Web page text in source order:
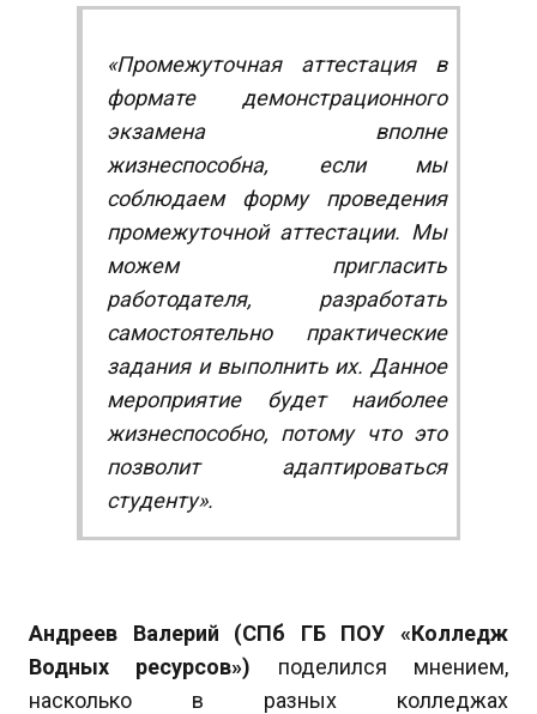
«Промежуточная аттестация в
формате демонстрационного
экзамена вполне
жизнеспособна, если мы
соблюдаем форму проведения
промежуточной аттестации. Мы
можем пригласить
работодателя, разработать
самостоятельно практические
задания и выполнить их. Данное
мероприятие будет наиболее
жизнеспособно, потому что это
позволит адаптироваться
студенту».
Андреев Валерий (СПб ГБ ПОУ «Колледж
Водных ресурсов») поделился мнением,
насколько в разных колледжах